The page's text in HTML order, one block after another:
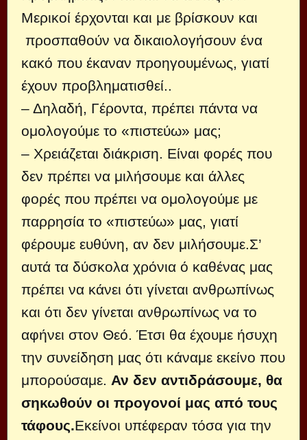
Μερικοί έρχονται και με βρίσκουν και
προσπαθούν να δικαιολογήσουν ένα
κακό που έκαναν προηγουμένως, γιατί
έχουν προβληματισθεί..
– Δηλαδή, Γέροντα, πρέπει πάντα να
ομολογούμε το «πιστεύω» μας;
– Χρειάζεται διάκριση. Είναι φορές που
δεν πρέπει να μιλήσουμε και άλλες
φορές που πρέπει να ομολογούμε με
παρρησία το «πιστεύω» μας, γιατί
φέρουμε ευθύνη, αν δεν μιλήσουμε.Σ’
αυτά τα δύσκολα χρόνια ό καθένας μας
πρέπει να κάνει ότι γίνεται ανθρωπίνως
και ότι δεν γίνεται ανθρωπίνως να το
αφήνει στον Θεό. Έτσι θα έχουμε ήσυχη
την συνείδηση μας ότι κάναμε εκείνο που
μπορούσαμε. Αν δεν αντιδράσουμε, θα
σηκωθούν οι προγονοί μας από τους
τάφους.Εκείνοι υπέφεραν τόσα για την